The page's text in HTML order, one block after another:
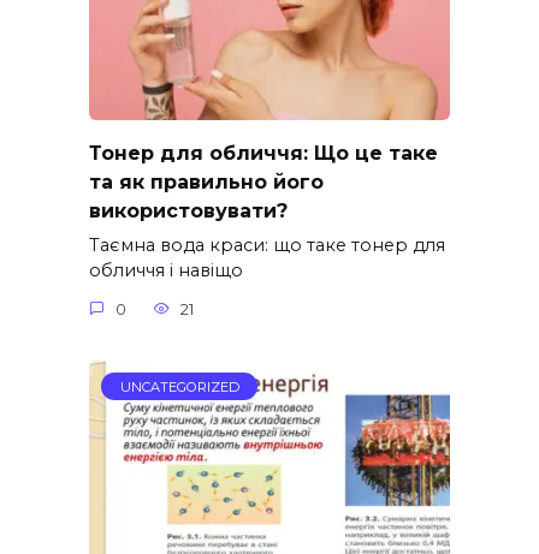
Тонер для обличчя: Що це таке
та як правильно його
використовувати?
Таємна вода краси: що таке тонер для
обличчя і навіщо
0 21
UNCATEGORIZED